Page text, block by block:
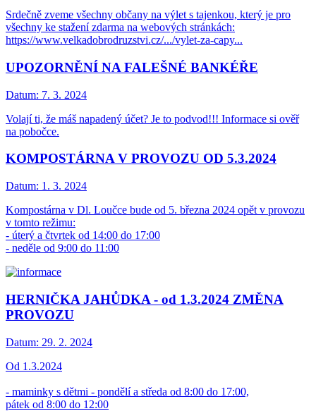
Srdečně zveme všechny občany na výlet s tajenkou, který je pro
všechny ke stažení zdarma na webových stránkách:
https://www.velkadobrodruzstvi.cz/.../vylet-za-capy...
UPOZORNĚNÍ NA FALEŠNÉ BANKÉŘE
Datum: 7. 3. 2024
Volají ti, že máš napadený účet? Je to podvod!!! Informace si ověř
na pobočce.
KOMPOSTÁRNA V PROVOZU OD 5.3.2024
Datum: 1. 3. 2024
Kompostárna v Dl. Loučce bude od 5. března 2024 opět v provozu
v tomto režimu:
- úterý a čtvrtek od 14:00 do 17:00
- neděle od 9:00 do 11:00
HERNIČKA JAHŮDKA - od 1.3.2024 ZMĚNA
PROVOZU
Datum: 29. 2. 2024
Od 1.3.2024
- maminky s dětmi - pondělí a středa od 8:00 do 17:00,
pátek od 8:00 do 12:00